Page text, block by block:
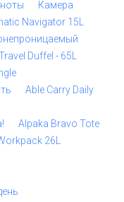
Камера
Navigator 15L
Duffel - 65L
Able Carry Daily
Alpaka Bravo Tote
26L